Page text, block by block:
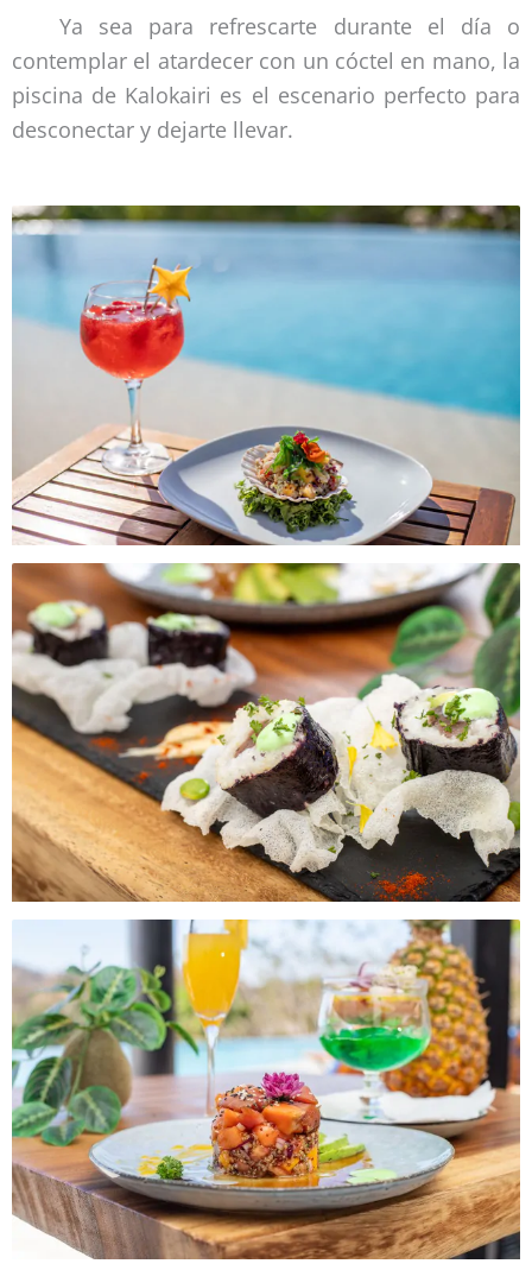
Ya sea para refrescarte durante el día o
contemplar el atardecer con un cóctel en mano, la
piscina de Kalokairi es el escenario perfecto para
desconectar y dejarte llevar.